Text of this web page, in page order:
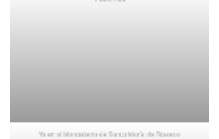
Ya en el Monasterio de Santa María de Rioseco